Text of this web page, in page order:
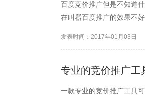
百度竞价推广但是不知道
在叫嚣百度推广的效果不
发表时间：2017年01月03日
专业的竞价推广工
一款专业的竞价推广工具